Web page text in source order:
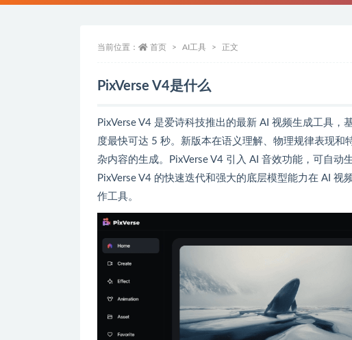
当前位置： 首页 AI工具 正文
PixVerse V4是什么
PixVerse V4 是爱诗科技推出的最新 AI 视频生成工具
度最快可达 5 秒。新版本在语义理解、物理规律表现和
杂内容的生成。PixVerse V4 引入 AI 音效功能，可自动
PixVerse V4 的快速迭代和强大的底层模型能力在 AI
作工具。